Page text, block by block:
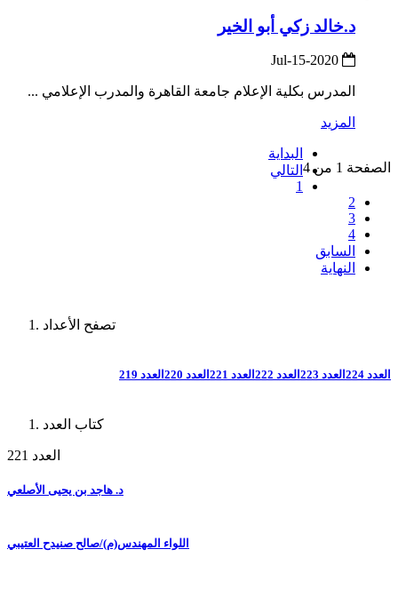
د.خالد زكي أبو الخير
المدرس بكلية الإعلام جامعة القاهرة والمدرب الإعلامي ...
المزيد
الصفحة 1 من 4
البداية
التالي
1
2
3
4
السابق
النهاية
تصفح الأعداد
العدد 224 العدد 223 العدد 222 العدد 221 العدد 220 العدد 219
كتاب العدد
العدد 221
د. هاجد بن يحيى الأصلعي
اللواء المهندس(م)/صالح صنيدح العتيبي